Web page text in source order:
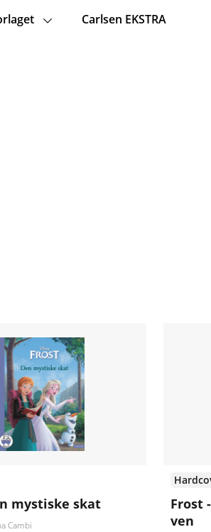
Carlsen EKSTRA
mystiske skat
Cambi
Frost
ven